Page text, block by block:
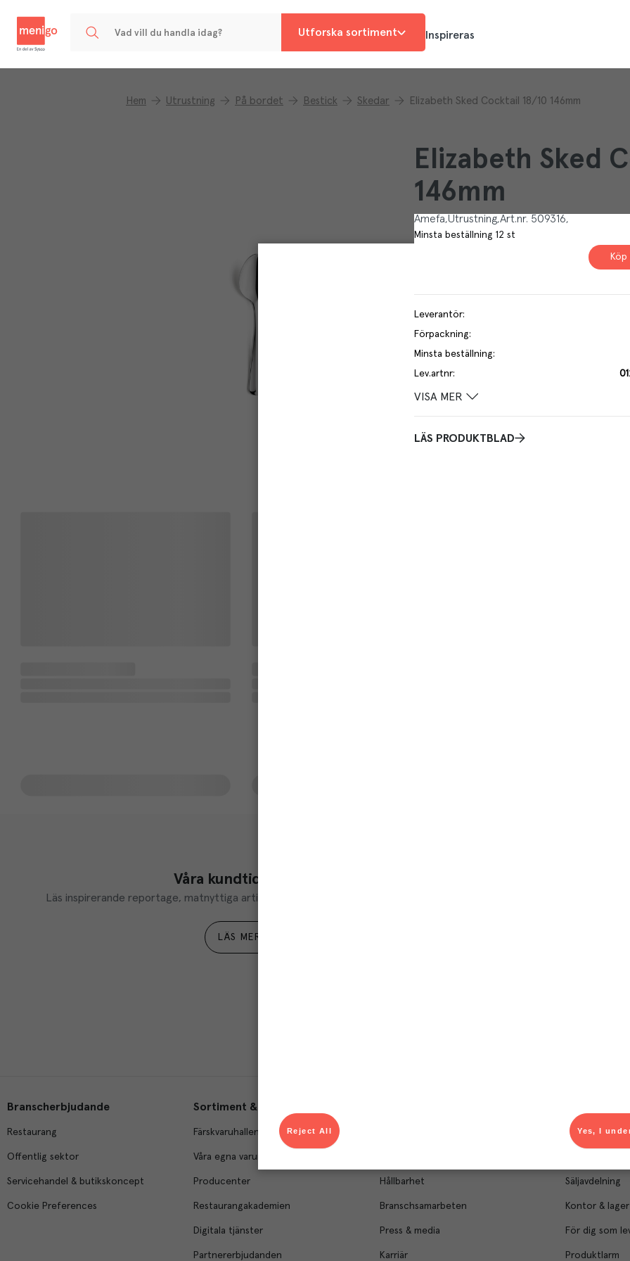
Utforska sortiment Inspireras
Hem Utrustning På bordet Bestick Skedar Elizabeth Sked Cocktail 18/10 146mm
Elizabeth Sked
146mm
Amefa Utrustning Art.nr. 509316
Minsta beställning 12 st
Köp
Leverantör:
Förpackning:
Minsta beställning:
Lev.artnr:
VISA MER
LÄS PRODUKTBLAD
Våra kundtidningar
Läs inspirerande reportage, matnyttiga artiklar och ta del av aktuella kampanjer.
LÄS MER
Du som är Menigo-
Branscherbjudande
Restaurang
Offentlig sektor
Servicehandel & butikskoncept
Cookie Preferences
Sortiment & tjänster
Färskvaruhallen
Våra egna varumärken
Producenter
Restaurangakademien
Digitala tjänster
Partnererbjudanden
Hållbarhet
Branschsamarbeten
Press & media
Karriär
Bli kund
Säljavdelning
Kontor & lager
För dig som
Produktlarm
Yes, I
Reject All